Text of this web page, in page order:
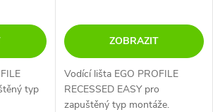
typ
ZOBRAZIT
Vodící lišta EGO PROFILE
RECESSED EASY pro
zapuštěný typ montáže.